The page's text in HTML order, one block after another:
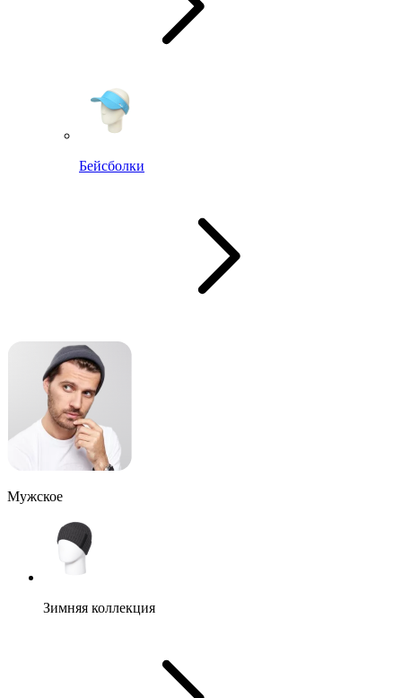
Бейсболки
Мужское
Зимняя коллекция